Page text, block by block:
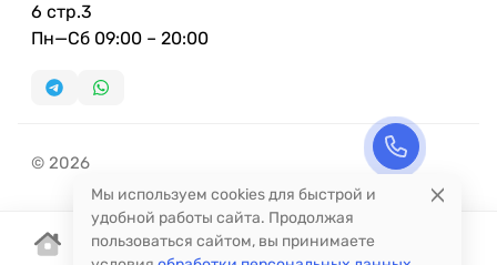
6 стр.3
Пн—Сб 09:00 – 20:00
© 2026
Мы используем cookies для быстрой и
удобной работы сайта. Продолжая
пользоваться сайтом, вы принимаете